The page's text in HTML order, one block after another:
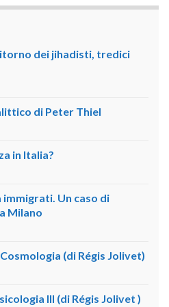
dei jihadisti, tredici
di Peter Thiel
in Italia?
Un caso di
Milano
(di Régis Jolivet)
III (di Régis Jolivet )